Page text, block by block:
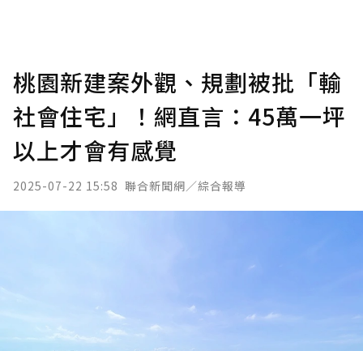
桃園新建案外觀、規劃被批「輸
社會住宅」！網直言：45萬一坪
以上才會有感覺
2025-07-22 15:58 聯合新聞網／綜合報導